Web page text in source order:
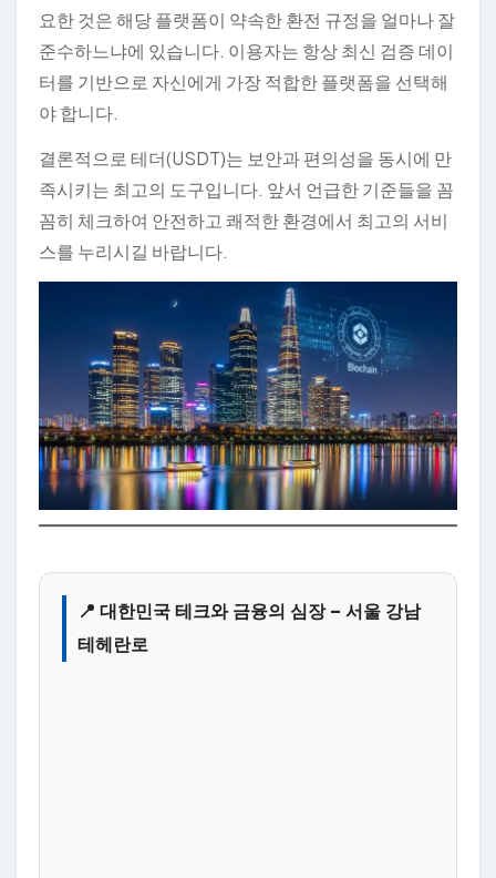
요한 것은 해당 플랫폼이 약속한 환전 규정을 얼마나 잘
준수하느냐에 있습니다. 이용자는 항상 최신 검증 데이
터를 기반으로 자신에게 가장 적합한 플랫폼을 선택해
야 합니다.
결론적으로 테더(USDT)는 보안과 편의성을 동시에 만
족시키는 최고의 도구입니다. 앞서 언급한 기준들을 꼼
꼼히 체크하여 안전하고 쾌적한 환경에서 최고의 서비
스를 누리시길 바랍니다.
📍 대한민국 테크와 금융의 심장 – 서울 강남
테헤란로